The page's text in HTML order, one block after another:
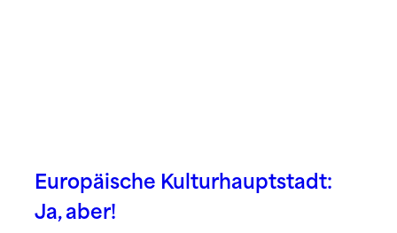
Europäische Kulturhauptstadt:
Ja, aber!